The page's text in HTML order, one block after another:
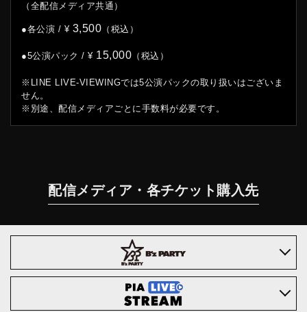
（全配信メディア共通）
●各公演 / ¥ 3,500 （税込）
●5公演パック / ¥ 15,000 （税込）
※LINE LIVE-VIEWINGでは5公演パックの取り扱いはございま
せん。
※別途、配信メディアごとに手数料が必要です。
配信メディア・各チケット購入先